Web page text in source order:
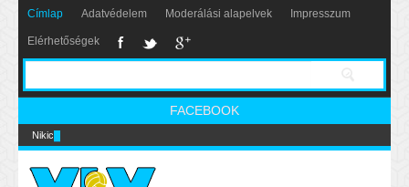
Címlap Adatvédelem Moderálási alapelvek Impresszum
Elérhetőségek
FACEBOOK
Nikics-gól lábbal